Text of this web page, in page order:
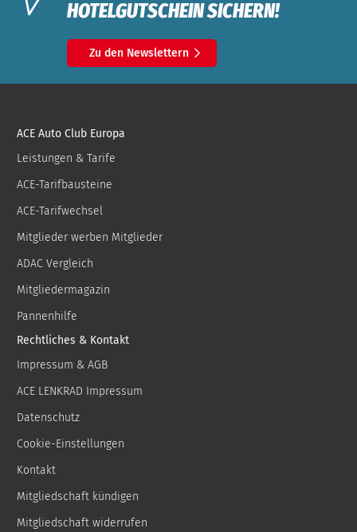
HOTELGUTSCHEIN SICHERN!
Zu den Newslettern
ACE Auto Club Europa
Leistungen & Tarife
ACE-Tarifbausteine
ACE-Tarifwechsel
Mitglieder werben Mitglieder
ADAC Vergleich
Mitgliedermagazin
Pannenhilfe
Rechtliches & Kontakt
Impressum & AGB
ACE LENKRAD Impressum
Datenschutz
Cookie-Einstellungen
Kontakt
Mitgliedschaft kündigen
Mitgliedschaft widerrufen